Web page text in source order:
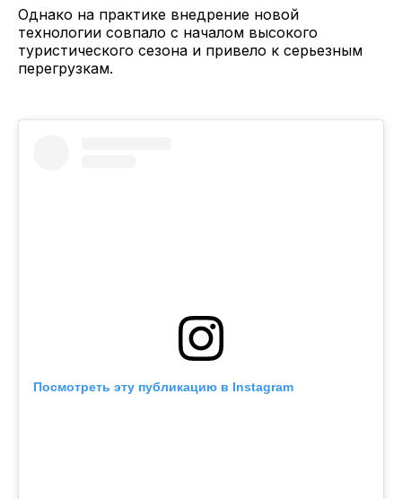
Однако на практике внедрение новой
технологии совпало с началом высокого
туристического сезона и привело к серьезным
перегрузкам.
Посмотреть эту публикацию в Instagram